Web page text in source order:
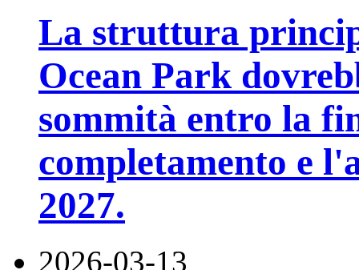
La struttura
Ocean Park
sommità entro la
completamento e
2027.
2026-03-13